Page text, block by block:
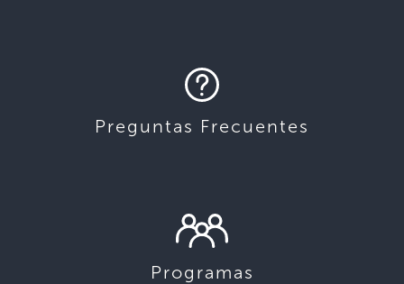
Preguntas Frecuentes
Programas